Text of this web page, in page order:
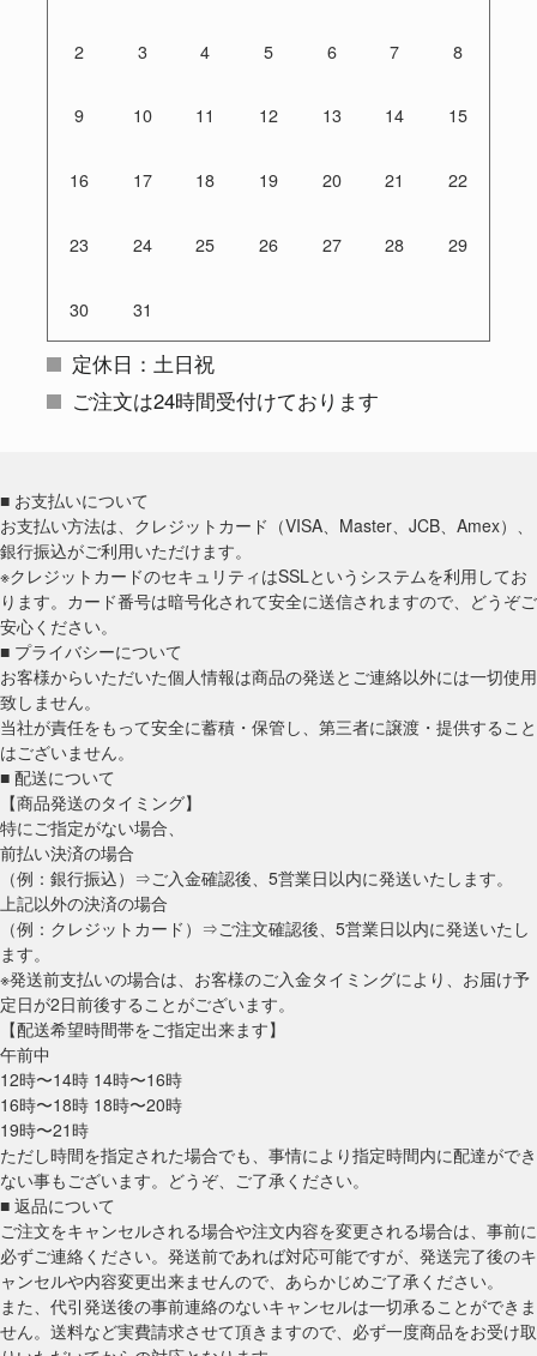
2 3 4 5 6 7 8
9 10 11 12 13 14 15
16 17 18 19 20 21 22
23 24 25 26 27 28 29
30 31
定休日：土日祝
ご注文は24時間受付けております
■ お支払いについて
お支払い方法は、クレジットカード（VISA、Master、JCB、Amex）、
銀行振込がご利用いただけます。
※クレジットカードのセキュリティはSSLというシステムを利用してお
ります。カード番号は暗号化されて安全に送信されますので、どうぞご
安心ください。
■ プライバシーについて
お客様からいただいた個人情報は商品の発送とご連絡以外には一切使用
致しません。
当社が責任をもって安全に蓄積・保管し、第三者に譲渡・提供すること
はございません。
■ 配送について
【商品発送のタイミング】
特にご指定がない場合、
前払い決済の場合
（例：銀行振込）⇒ご入金確認後、5営業日以内に発送いたします。
上記以外の決済の場合
（例：クレジットカード）⇒ご注文確認後、5営業日以内に発送いたし
ます。
※発送前支払いの場合は、お客様のご入金タイミングにより、お届け予
定日が2日前後することがございます。
【配送希望時間帯をご指定出来ます】
午前中
12時〜14時 14時〜16時
16時〜18時 18時〜20時
19時〜21時
ただし時間を指定された場合でも、事情により指定時間内に配達ができ
ない事もございます。どうぞ、ご了承ください。
■ 返品について
ご注文をキャンセルされる場合や注文内容を変更される場合は、事前に
必ずご連絡ください。発送前であれば対応可能ですが、発送完了後のキ
ャンセルや内容変更出来ませんので、あらかじめご了承ください。
また、代引発送後の事前連絡のないキャンセルは一切承ることができま
せん。送料など実費請求させて頂きますので、必ず一度商品をお受け取